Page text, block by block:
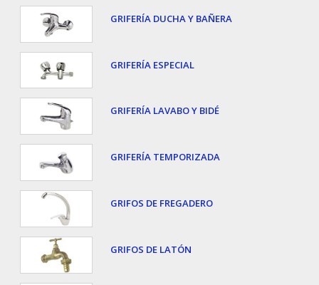
GRIFERÍA DUCHA Y BAÑERA
GRIFERÍA ESPECIAL
GRIFERÍA LAVABO Y BIDÉ
GRIFERÍA TEMPORIZADA
GRIFOS DE FREGADERO
GRIFOS DE LATÓN